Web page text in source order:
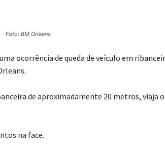
Foto: BM Orleans
ocorrência de queda de veículo em
de aproximadamente 20 metros, viaja
na face.